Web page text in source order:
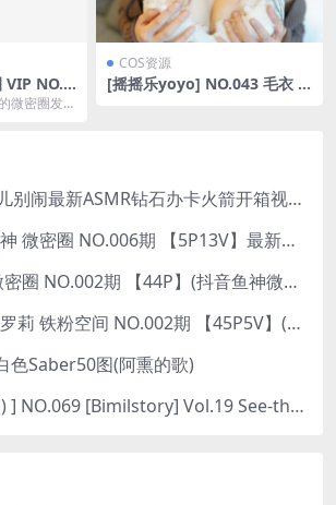
名刺客
微密圈发布
COS资源
[摇摇乐yoyo] NO.043 毛衣 [1
斗鱼主播婉儿别闹最新ASMR钻石办卡火箭开箱视频+音频合集-47个资源打包下载 [39V-10.1GB]
抖音 爆龙战神 微密圈 NO.006期 【5P13V】最新至：2023.6.7(暴龙神和战龙皇)
抖音 鱼神 微密圈 NO.002期 【44P】(抖音鱼神微密猫)
抖音 超蓝布罗莉 铁粉空间 NO.002期 【45P5V】(抖音超蓝布罗利是真的吗)
色Saber50图(阿熏的歌)
[Bomi (보미) ] NO.069 [Bimilstory] Vol.19 See-through lingerie